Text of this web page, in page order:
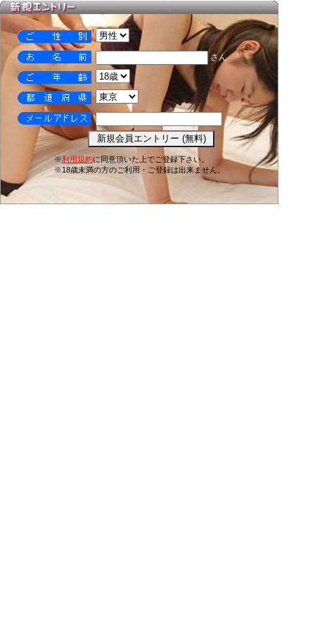
さん
※利用規約に同意頂いた上でご登録下さい。
※18歳未満の方のご利用・ご登録は出来ません。